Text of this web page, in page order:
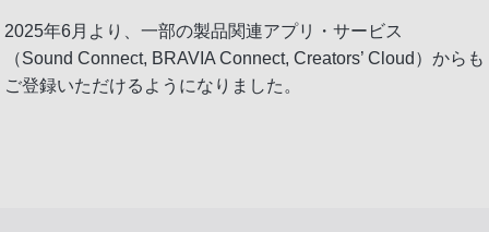
2025年6月より、一部の製品関連アプリ・サービス
（Sound Connect, BRAVIA Connect, Creators’ Cloud）からも
ご登録いただけるようになりました。